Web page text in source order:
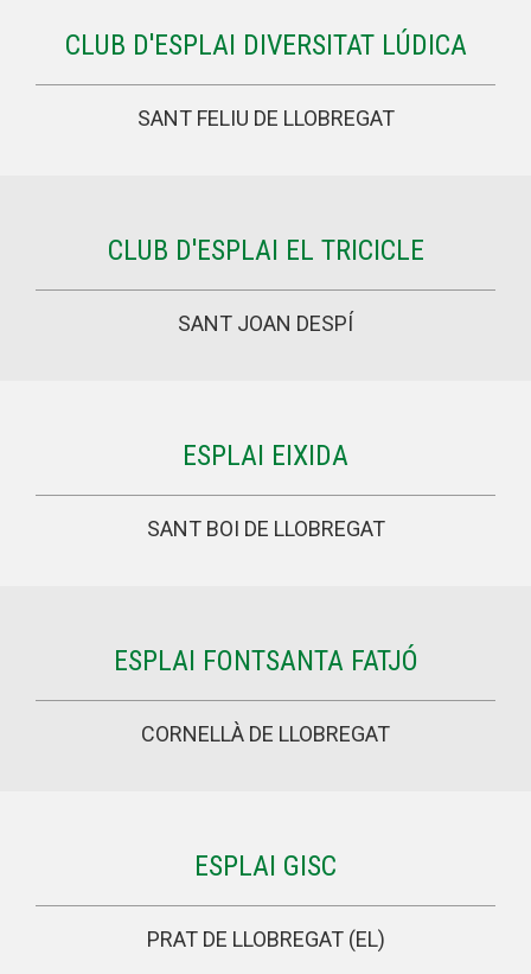
CLUB D'ESPLAI DIVERSITAT LÚDICA
SANT FELIU DE LLOBREGAT
CLUB D'ESPLAI EL TRICICLE
SANT JOAN DESPÍ
ESPLAI EIXIDA
SANT BOI DE LLOBREGAT
ESPLAI FONTSANTA FATJÓ
CORNELLÀ DE LLOBREGAT
ESPLAI GISC
PRAT DE LLOBREGAT (EL)